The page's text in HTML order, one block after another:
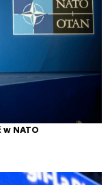
NATO